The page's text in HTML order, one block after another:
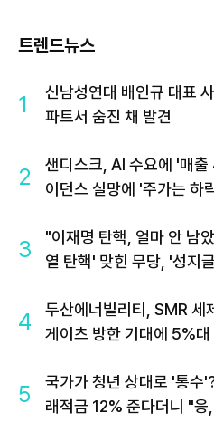
트렌드뉴스
1
신남성연대 배인규 대표
파트서 숨진 채 발견
2
샌디스크, AI 수요에 '매
이던스 실망에 '주가는 하
3
"이재명 탄핵, 얼마 안 남
열 탄핵' 맞힌 무당, '성지
4
두산에너빌리티, SMR 세
게이츠 방한 기대에 5%대
5
국가가 청년 상대로 '통수
래적금 12% 준다더니 "응